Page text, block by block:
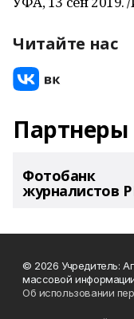
Читайте нас
Партнеры
Фотобанк
журналистов
© 2026 Учредитель:
массовой
Об использовании